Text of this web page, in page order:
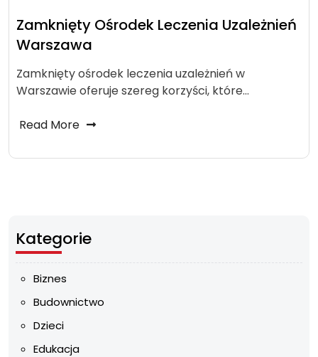
Zamknięty Ośrodek Leczenia Uzależnień
Warszawa
Zamknięty ośrodek leczenia uzależnień w
Warszawie oferuje szereg korzyści, które…
Read More
Kategorie
Biznes
Budownictwo
Dzieci
Edukacja